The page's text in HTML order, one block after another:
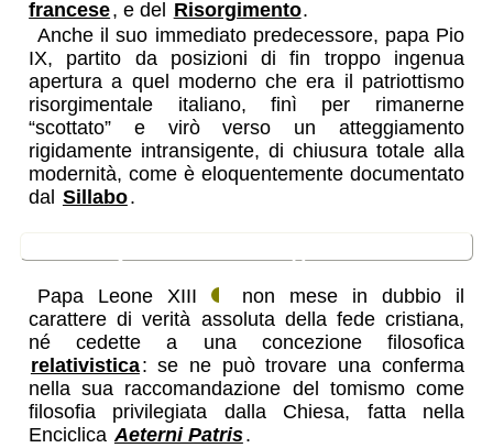
francese, e del Risorgimento.
Anche il suo immediato predecessore, papa Pio
IX, partito da posizioni di fin troppo ingenua
apertura a quel moderno che era il patriottismo
risorgimentale italiano, finì per rimanerne
“scottato” e virò verso un atteggiamento
rigidamente intransigente, di chiusura totale alla
modernità, come è eloquentemente documentato
dal Sillabo.
Papa Leone XIII
non mese in dubbio il
carattere di verità assoluta della fede cristiana,
né cedette a una concezione filosofica
relativistica: se ne può trovare una conferma
nella sua raccomandazione del tomismo come
filosofia privilegiata dalla Chiesa, fatta nella
Enciclica Aeterni Patris.